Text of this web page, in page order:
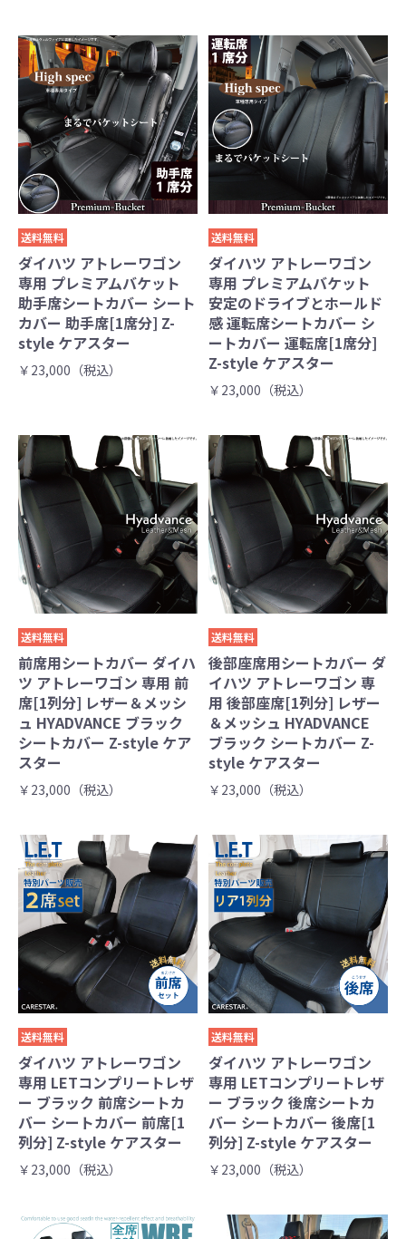
送料無料
ダイハツ アトレーワゴン
専用 プレミアムバケット
助手席シートカバー シート
カバー 助手席[1席分] Z-
style ケアスター
￥23,000（税込）
送料無料
ダイハツ アトレーワゴン
専用 プレミアムバケット
安定のドライブとホールド
感 運転席シートカバー シ
ートカバー 運転席[1席分]
Z-style ケアスター
￥23,000（税込）
送料無料
前席用シートカバー ダイハ
ツ アトレーワゴン 専用 前
席[1列分] レザー＆メッシ
ュ HYADVANCE ブラック
シートカバー Z-style ケア
スター
￥23,000（税込）
送料無料
後部座席用シートカバー ダ
イハツ アトレーワゴン 専
用 後部座席[1列分] レザー
＆メッシュ HYADVANCE
ブラック シートカバー Z-
style ケアスター
￥23,000（税込）
送料無料
ダイハツ アトレーワゴン
専用 LETコンプリートレザ
ー ブラック 前席シートカ
バー シートカバー 前席[1
列分] Z-style ケアスター
￥23,000（税込）
送料無料
ダイハツ アトレーワゴン
専用 LETコンプリートレザ
ー ブラック 後席シートカ
バー シートカバー 後席[1
列分] Z-style ケアスター
￥23,000（税込）